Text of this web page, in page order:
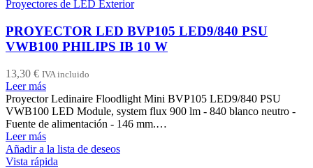
Proyectores de LED Exterior
PROYECTOR LED BVP105 LED9/840 PSU
VWB100 PHILIPS IB 10 W
13,30 € IVA incluido
Leer más
Proyector Ledinaire Floodlight Mini BVP105 LED9/840 PSU
VWB100 LED Module, system flux 900 lm - 840 blanco neutro -
Fuente de alimentación - 146 mm.…
Leer más
Añadir a la lista de deseos
Vista rápida